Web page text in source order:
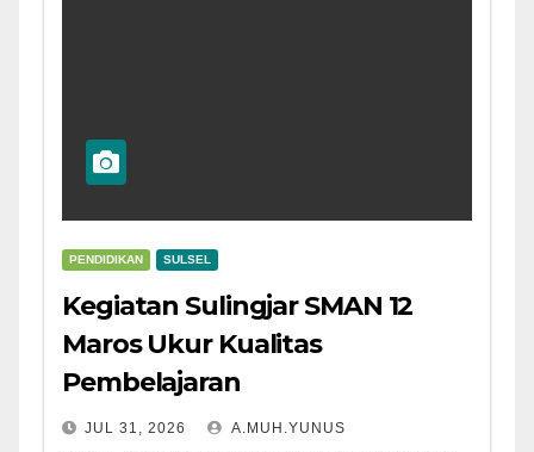
PENDIDIKAN SULSEL
Kegiatan Sulingjar SMAN 12
Maros Ukur Kualitas
Pembelajaran
JUL 31, 2026 A.MUH.YUNUS